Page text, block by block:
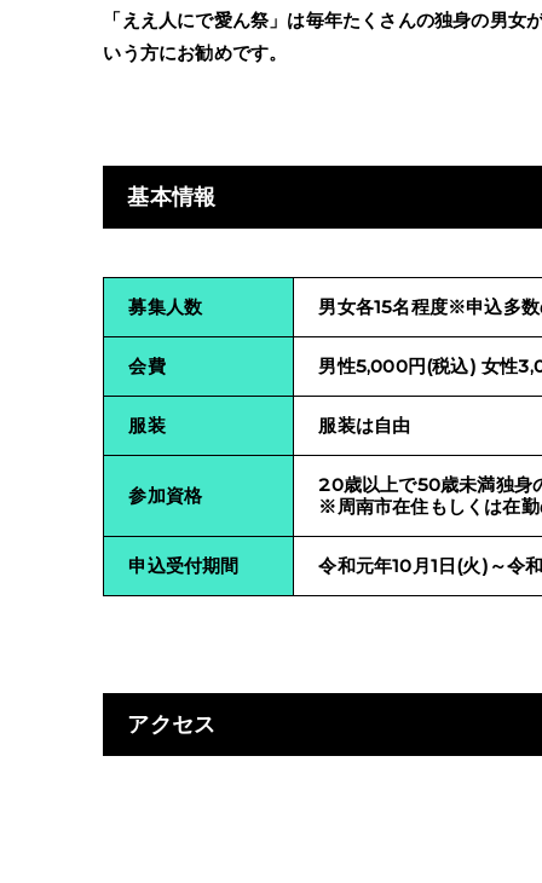
「ええ人にで愛ん祭」は毎年たくさんの独身の男
いう方にお勧めです。
基本情報
募集人数 男女各15名程度※申込多
会費 男性5,000円(税込) 女性
服装 服装は自由
参加資格
20歳以上で50歳未満独身
※周南市在住もしくは在
申込受付期間 令和元年10月1日(火)～令
アクセス